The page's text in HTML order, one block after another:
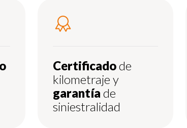
Certificadode
kilometraje y
garantía de
siniestralidad